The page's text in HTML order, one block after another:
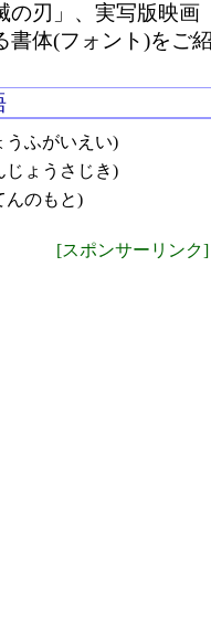
の刃」、実写版映画
書体(フォント)をご
うふがいえい)
じょうさじき)
んのもと)
[スポンサーリンク]